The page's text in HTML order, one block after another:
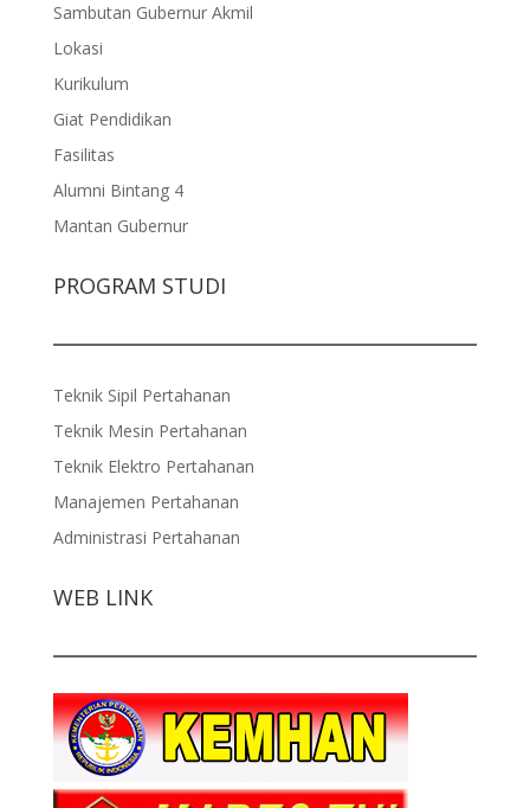
Sambutan Gubernur Akmil
Lokasi
Kurikulum
Giat Pendidikan
Fasilitas
Alumni Bintang 4
Mantan Gubernur
PROGRAM STUDI
Teknik Sipil Pertahanan
Teknik Mesin Pertahanan
Teknik Elektro Pertahanan
Manajemen Pertahanan
Administrasi Pertahanan
WEB LINK